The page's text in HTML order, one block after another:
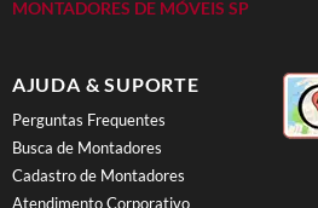
MONTADORES DE MÓVEIS SP
AJUDA & SUPORTE
Perguntas Frequentes
Busca de Montadores
Cadastro de Montadores
Atendimento Corporativo